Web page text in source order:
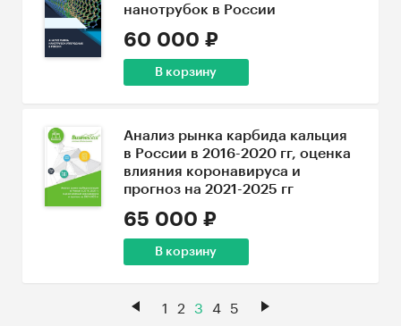
нанотрубок в России
60 000 ₽
В корзину
Анализ рынка карбида кальция
в России в 2016-2020 гг, оценка
влияния коронавируса и
прогноз на 2021-2025 гг
65 000 ₽
В корзину
1 2 3 4 5